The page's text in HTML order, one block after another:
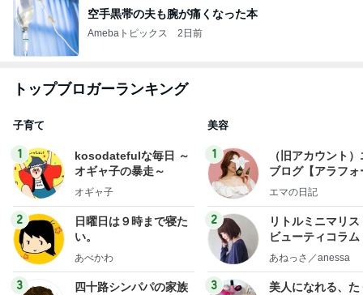
空手黒帯の夫も腕が痛くなった本
Amebaトピックス 2日前
トップブロガーランキング
子育て
1
kosodatefulな毎日 ～
オギャ子の暴走～
オギャ子
2
日曜日は９時まで寝た
い。
あべかわ
3
四十路シンパパの家族
美容
1
（旧アカウント
ブログ【アラフォ
社売却セカンドラ
エマの日記
2
リトルミニマリス
ビューティコラ
little
あねっさ／anessa
3
美人になれる、た